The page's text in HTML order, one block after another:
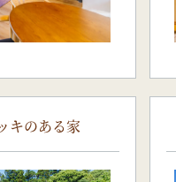
キのある家